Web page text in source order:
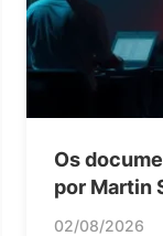
Os
por Martin
02/08/2026